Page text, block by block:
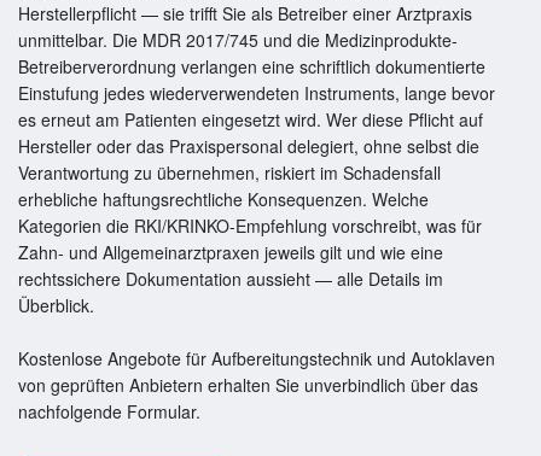
Herstellerpflicht — sie trifft Sie als Betreiber einer Arztpraxis
unmittelbar. Die MDR 2017/745 und die Medizinprodukte-
Betreiberverordnung verlangen eine schriftlich dokumentierte
Einstufung jedes wiederverwendeten Instruments, lange bevor
es erneut am Patienten eingesetzt wird. Wer diese Pflicht auf
Hersteller oder das Praxispersonal delegiert, ohne selbst die
Verantwortung zu übernehmen, riskiert im Schadensfall
erhebliche haftungsrechtliche Konsequenzen. Welche
Kategorien die RKI/KRINKO-Empfehlung vorschreibt, was für
Zahn- und Allgemeinarztpraxen jeweils gilt und wie eine
rechtssichere Dokumentation aussieht — alle Details im
Überblick.
Kostenlose Angebote für Aufbereitungstechnik und Autoklaven
von geprüften Anbietern erhalten Sie unverbindlich über das
nachfolgende Formular.